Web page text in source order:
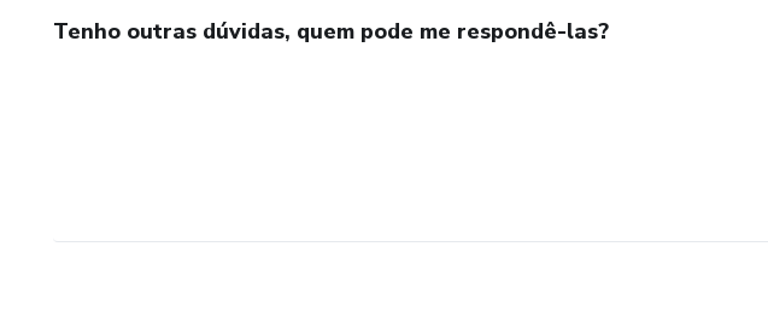
Tenho outras dúvidas, quem pode me respondê-las?